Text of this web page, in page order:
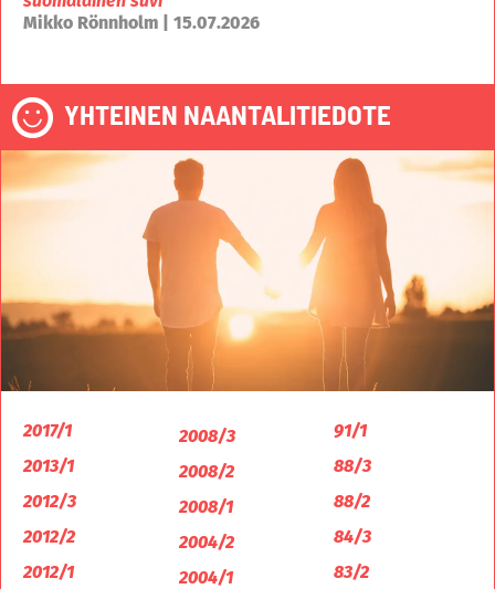
Mikko Rönnholm | 15.07.2026
YHTEINEN NAANTALITIEDOTE
2017/1
2013/1
2012/3
2012/2
2012/1
2008/3
2008/2
2008/1
2004/2
2004/1
91/1
88/3
88/2
84/3
83/2